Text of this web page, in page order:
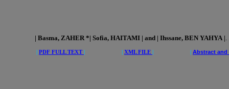
| Basma, ZAHER *| Sofia, HAITAMI | and | Ihssane, BEN YAHYA |.
PDF FULL TEXT XML FILE Abstract